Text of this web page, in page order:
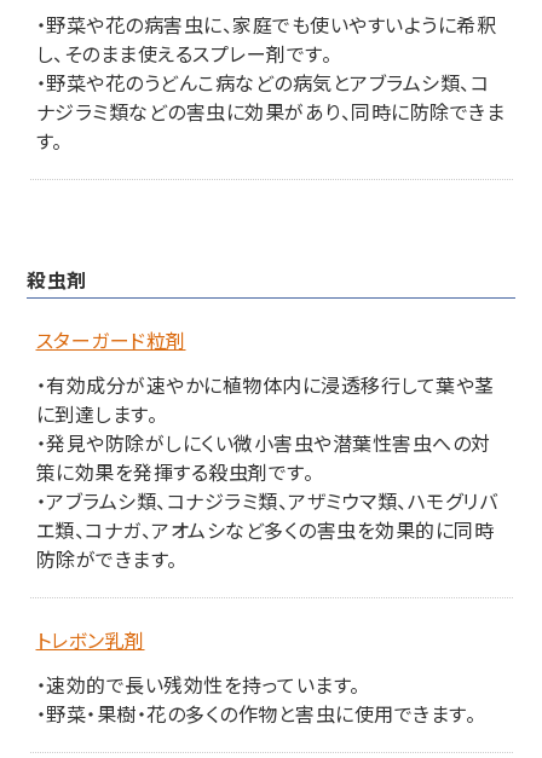
・野菜や花の病害虫に、家庭でも使いやすいように希釈
し、そのまま使えるスプレー剤です。
・野菜や花のうどんこ病などの病気とアブラムシ類、コ
ナジラミ類などの害虫に効果があり、同時に防除できま
す。
殺虫剤
スターガード粒剤
・有効成分が速やかに植物体内に浸透移行して葉や茎
に到達します。
・発見や防除がしにくい微小害虫や潜葉性害虫への対
策に効果を発揮する殺虫剤です。
・アブラムシ類、コナジラミ類、アザミウマ類、ハモグリバ
エ類、コナガ、アオムシなど多くの害虫を効果的に同時
防除ができます。
トレボン乳剤
・速効的で長い残効性を持っています。
・野菜・果樹・花の多くの作物と害虫に使用できます。